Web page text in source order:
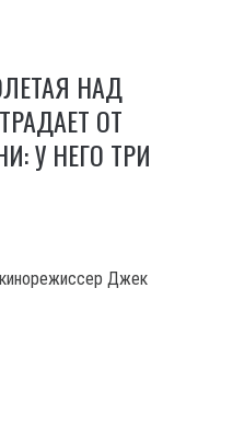
НАД
ОТ
У НЕГО ТРИ
кинорежиссер Джек